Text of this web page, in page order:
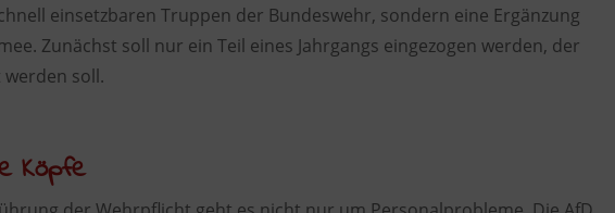
einsetzbaren Truppen der Bundeswehr, sondern eine Ergänzung
Zunächst soll nur ein Teil eines Jahrgangs eingezogen werden, der
soll.
Köpfe